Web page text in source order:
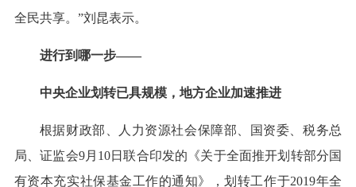
全民共享。”刘昆表示。
进行到哪一步——
中央企业划转已具规模，地方企业加速推进
根据财政部、人力资源社会保障部、国资委、税务总
局、证监会9月10日联合印发的《关于全面推开划转部分国
有资本充实社保基金工作的通知》，划转工作于2019年全